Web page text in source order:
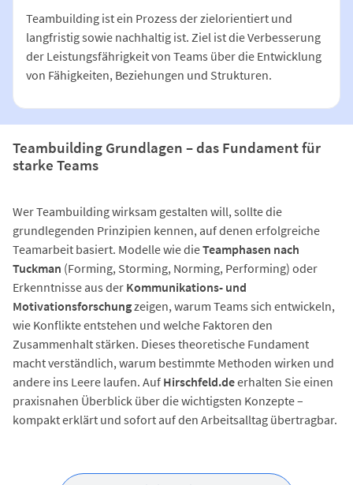
Teambuilding ist ein Prozess der zielorientiert und
langfristig sowie nachhaltig ist. Ziel ist die Verbesserung
der Leistungsfährigkeit von Teams über die Entwicklung
von Fähigkeiten, Beziehungen und Strukturen.
Teambuilding Grundlagen – das Fundament für
starke Teams
Wer Teambuilding wirksam gestalten will, sollte die
grundlegenden Prinzipien kennen, auf denen erfolgreiche
Teamarbeit basiert. Modelle wie dieTeamphasen nach
Tuckman (Forming, Storming, Norming, Performing) oder
Erkenntnisse aus der Kommunikations- und
Motivationsforschungzeigen, warum Teams sich entwickeln,
wie Konflikte entstehen und welche Faktoren den
Zusammenhalt stärken. Dieses theoretische Fundament
macht verständlich, warum bestimmte Methoden wirken und
andere ins Leere laufen. Auf Hirschfeld.deerhalten Sie einen
praxisnahen Überblick über die wichtigsten Konzepte –
kompakt erklärt und sofort auf den Arbeitsalltag übertragbar.